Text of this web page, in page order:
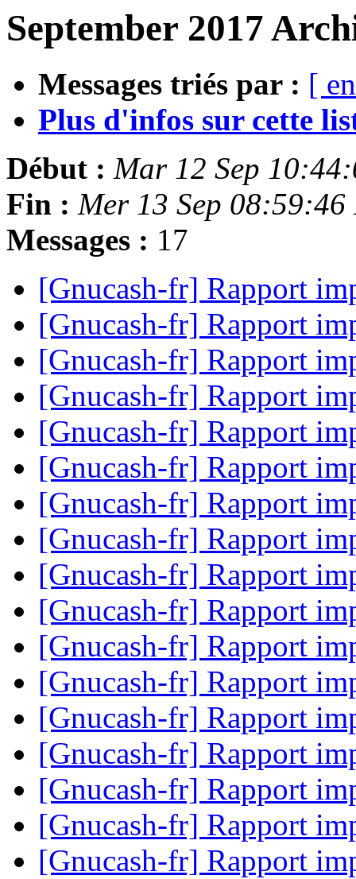
September 2017
Messages triés par : [
Plus d'infos sur cette
Début : Mar 12 Sep
Fin : Mer 13 Sep 08:59:46
Messages : 17
[Gnucash-fr] Rapport
[Gnucash-fr] Rapport
[Gnucash-fr] Rapport
[Gnucash-fr] Rapport
[Gnucash-fr] Rapport
[Gnucash-fr] Rapport
[Gnucash-fr] Rapport
[Gnucash-fr] Rapport
[Gnucash-fr] Rapport
[Gnucash-fr] Rapport
[Gnucash-fr] Rapport
[Gnucash-fr] Rapport
[Gnucash-fr] Rapport
[Gnucash-fr] Rapport
[Gnucash-fr] Rapport
[Gnucash-fr] Rapport
[Gnucash-fr] Rapport